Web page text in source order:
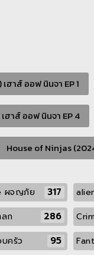
ฮาส์ ออฟ นินจา EP 1
ฮาส์ ออฟ นินจา EP 4
House of Ninjas
ผจญภัย 317
ก 286
ครัว 95